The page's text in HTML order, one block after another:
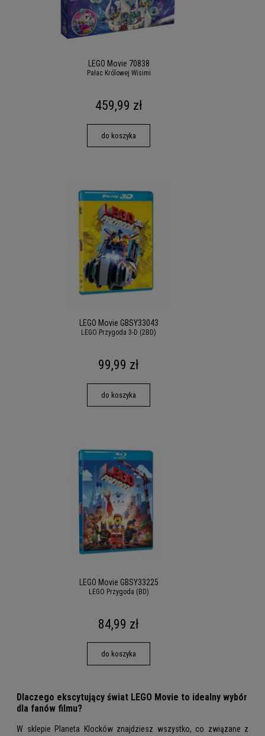
LEGO Movie 70838
Pałac Królowej Wisimi
459,99 zł
do koszyka
LEGO Movie GBSY33043
LEGO Przygoda 3-D (2BD)
99,99 zł
do koszyka
LEGO Movie GBSY33225
LEGO Przygoda (BD)
84,99 zł
do koszyka
Dlaczego ekscytujący świat LEGO Movie to idealny wybór
dla fanów filmu?
W sklepie Planeta Klocków znajdziesz wszystko, co związane z